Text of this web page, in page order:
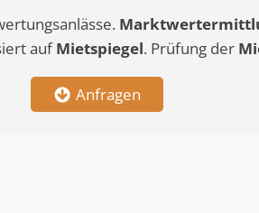
aufMietspiegel. Prüfung der
Anfragen